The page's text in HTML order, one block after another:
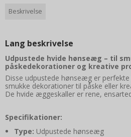
Beskrivelse
Lang beskrivelse
Udpustede hvide hønseæg – til
påskedekorationer og kreative
Disse udpustede hønseæg er
smukke dekorationer til påske eller
De hvide æggeskaller er rene,
Specifikationer:
Type: Udpustede hønseæg